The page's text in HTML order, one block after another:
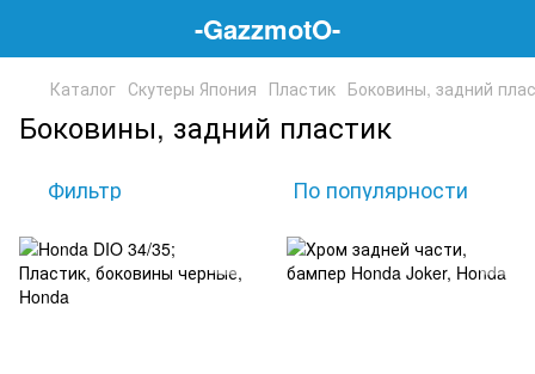
-GazzmotO-
Каталог Скутеры Япония Пластик Боковины, задний
Боковины, задний пластик
Фильтр По популярности